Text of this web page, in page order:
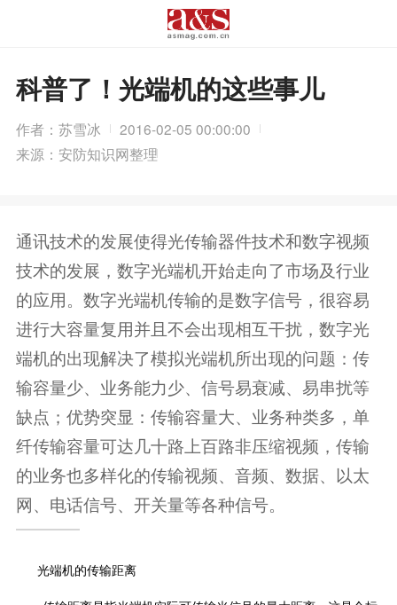
科普了！光端机的这些事儿
作者：苏雪冰
2016-02-05 00:00:00
来源：安防知识网整理
通讯技术的发展使得光传输器件技术和数字视频
技术的发展，数字光端机开始走向了市场及行业
的应用。数字光端机传输的是数字信号，很容易
进行大容量复用并且不会出现相互干扰，数字光
端机的出现解决了模拟光端机所出现的问题：传
输容量少、业务能力少、信号易衰减、易串扰等
缺点；优势突显：传输容量大、业务种类多，单
纤传输容量可达几十路上百路非压缩视频，传输
的业务也多样化的传输视频、音频、数据、以太
网、电话信号、开关量等各种信号。
光端机的传输距离